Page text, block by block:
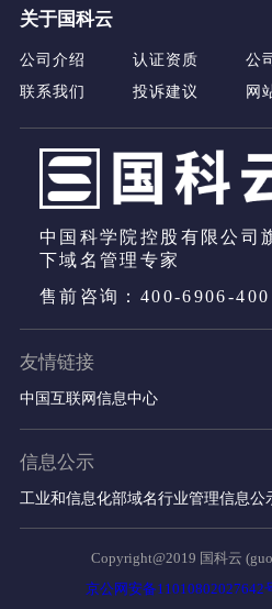
关于国科云
公司介绍 认证资质 公
联系我们
投诉建议 网
中国科学院控股有限公司
下域名管理专家
售前咨询：400-6906-400
友情链接
中国互联网信息中心
信息公示
工业和信息化部域名行业管理信息公
Copyright@2019 国科云
京公网安备11010802027642